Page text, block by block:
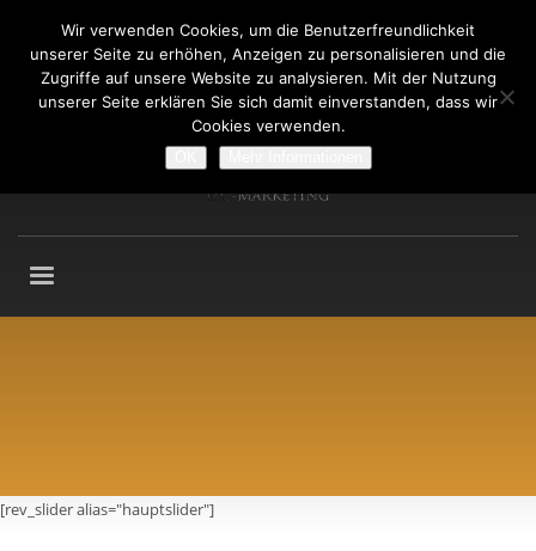
Fragen an: +49 (911) 2165 876
Mo-Fr: 9:00-13:00 Uhr
[rev_slider alias="hauptslider"]
Wir verwenden Cookies, um die Benutzerfreundlichkeit
unserer Seite zu erhöhen, Anzeigen zu personalisieren und die
Zugriffe auf unsere Website zu analysieren. Mit der Nutzung
unserer Seite erklären Sie sich damit einverstanden, dass wir
Cookies verwenden.